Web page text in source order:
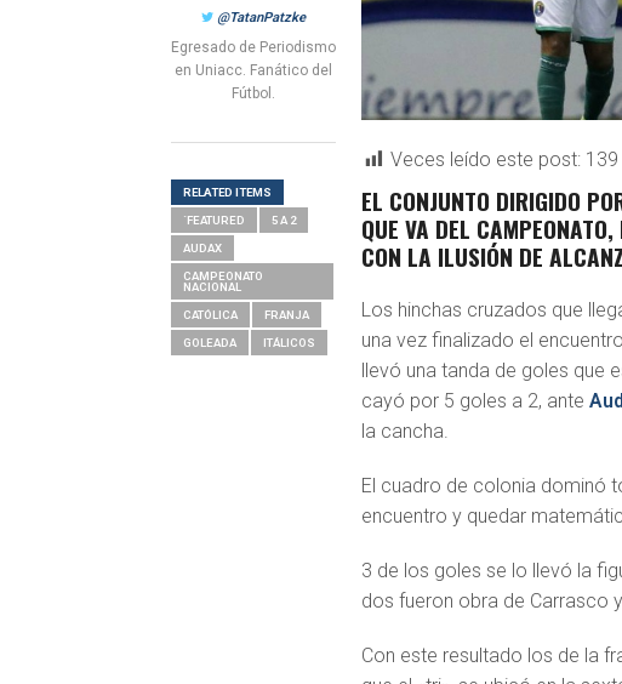
Veces leído este post: 139
EL CONJUNTO DIRIGIDO
QUE VA DEL
CON LA ILUSIÓN DE
Los hinchas cruzados que
una vez finalizado el
llevó una tanda de goles que
cayó por 5 goles a 2, ante
la cancha.
El cuadro de colonia dominó
encuentro y quedar
3 de los goles se lo llevó la
dos fueron obra de Carrasco
Con este resultado los de la
@TatanPatzke
Egresado de Periodismo
en Uniacc. Fanático del
Fútbol.
RELATED ITEMS
´FEATURED 5 A 2
AUDAX
CAMPEONATO
NACIONAL
CATÓLICA FRANJA
GOLEADA ITÁLICOS